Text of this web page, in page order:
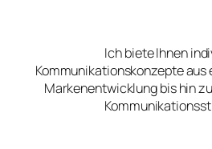
Ich biete Ihnen
Kommunikationskonzepte aus
Markenentwicklung bis hin